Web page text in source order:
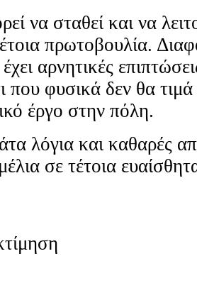
να σταθεί και να
πρωτοβουλία.
αρνητικές
που φυσικά δεν θα
έργο στην πόλη.
λόγια και καθαρές
σε τέτοια